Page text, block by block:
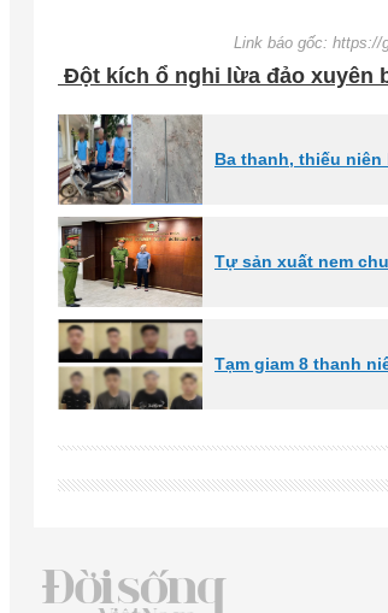
Link báo gốc: https://
Đột kích ổ nghi lừa đảo xuyên
Ba thanh, thiếu
Tự sản xuất nem
Tạm giam 8 thanh